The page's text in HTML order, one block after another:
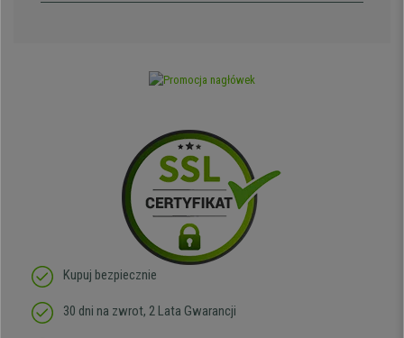
Kupuj bezpiecznie
30 dni na zwrot, 2 Lata Gwarancji